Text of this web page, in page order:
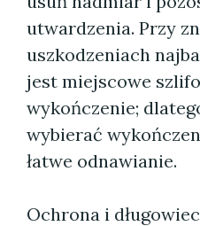
utwardzenia. Przy
uszkodzeniach
jest miejscowe
wykończenie;
wybierać
łatwe odnawianie.
Ochrona i